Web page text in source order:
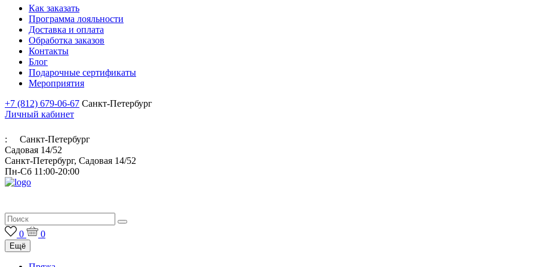
Как заказать
Программа лояльности
Доставка и оплата
Обработка заказов
Контакты
Блог
Подарочные сертификаты
Мероприятия
+7 (812) 679-06-67 Санкт-Петербург
Личный кабинет
:
Санкт-Петербург
Садовая 14/52
Санкт-Петербург, Садовая 14/52
Пн-Сб 11:00-20:00
0 0
Ещё